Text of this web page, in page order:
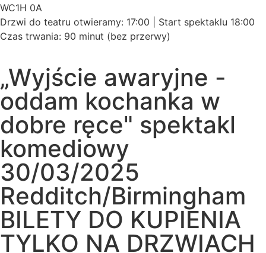
WC1H 0A
Drzwi do teatru otwieramy: 17:00 | Start spektaklu 18:00
Czas trwania: 90 minut (bez przerwy)
„Wyjście awaryjne -
oddam kochanka w
dobre ręce" spektakl
komediowy
30/03/2025
Redditch/Birmingham
BILETY DO KUPIENIA
TYLKO NA DRZWIACH